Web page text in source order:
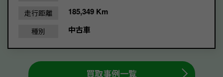
走行距離 185,349 Km
種別 中古車
買取事例一覧